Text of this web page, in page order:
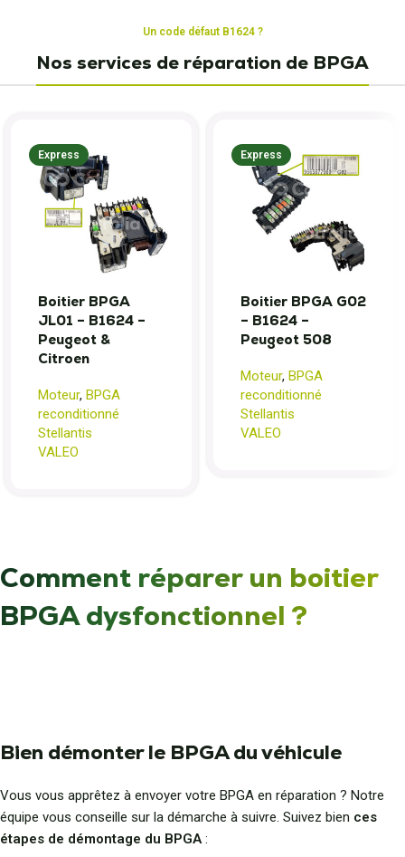
Un code défaut B1624 ?
Nos services de réparation de BPGA
Express
Boitier BPGA
JL01 – B1624 –
Peugeot &
Citroen
Moteur, BPGA
reconditionné
Stellantis
VALEO
Express
Boitier BPGA G02
– B1624 –
Peugeot 508
Moteur, BPGA
reconditionné
Stellantis
VALEO
Comment réparer un boitier
BPGA dysfonctionnel ?
Bien démonter le BPGA du véhicule
Vous vous apprêtez à envoyer votre BPGA en réparation ? Notre
équipe vous conseille sur la démarche à suivre. Suivez bien ces
étapes de démontage du BPGA: